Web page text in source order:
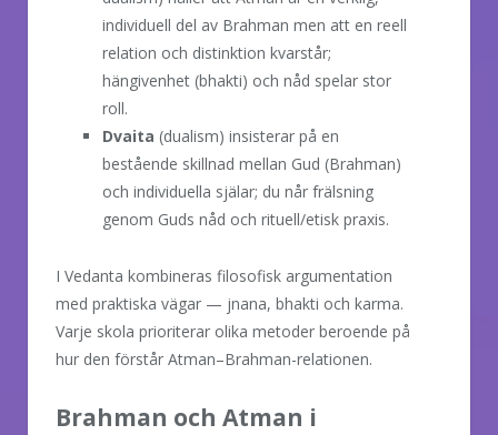
individuell del av Brahman men att en reell
relation och distinktion kvarstår;
hängivenhet (bhakti) och nåd spelar stor
roll.
Dvaita (dualism) insisterar på en
bestående skillnad mellan Gud (Brahman)
och individuella själar; du når frälsning
genom Guds nåd och rituell/etisk praxis.
I Vedanta kombineras filosofisk argumentation
med praktiska vägar — jnana, bhakti och karma.
Varje skola prioriterar olika metoder beroende på
hur den förstår Atman–Brahman-relationen.
Brahman och Atman i